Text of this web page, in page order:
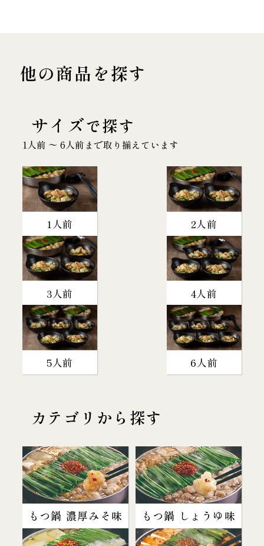
他の商品を探す
サイズで探す
1人前 〜 6人前まで取り揃えています
1人前 2人前
3人前 4人前
5人前 6人前
カテゴリから探す
もつ鍋 濃厚みそ味 もつ鍋 しょうゆ味